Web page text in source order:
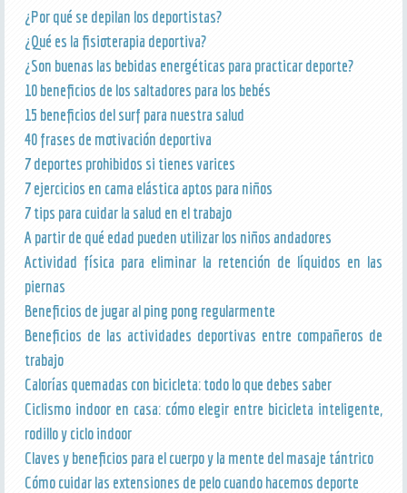
¿Por qué se depilan los deportistas?
¿Qué es la fisioterapia deportiva?
¿Son buenas las bebidas energéticas para practicar deporte?
10 beneficios de los saltadores para los bebés
15 beneficios del surf para nuestra salud
40 frases de motivación deportiva
7 deportes prohibidos si tienes varices
7 ejercicios en cama elástica aptos para niños
7 tips para cuidar la salud en el trabajo
A partir de qué edad pueden utilizar los niños andadores
Actividad física para eliminar la retención de líquidos en las
piernas
Beneficios de jugar al ping pong regularmente
Beneficios de las actividades deportivas entre compañeros de
trabajo
Calorías quemadas con bicicleta: todo lo que debes saber
Ciclismo indoor en casa: cómo elegir entre bicicleta inteligente,
rodillo y ciclo indoor
Claves y beneficios para el cuerpo y la mente del masaje tántrico
Cómo cuidar las extensiones de pelo cuando hacemos deporte